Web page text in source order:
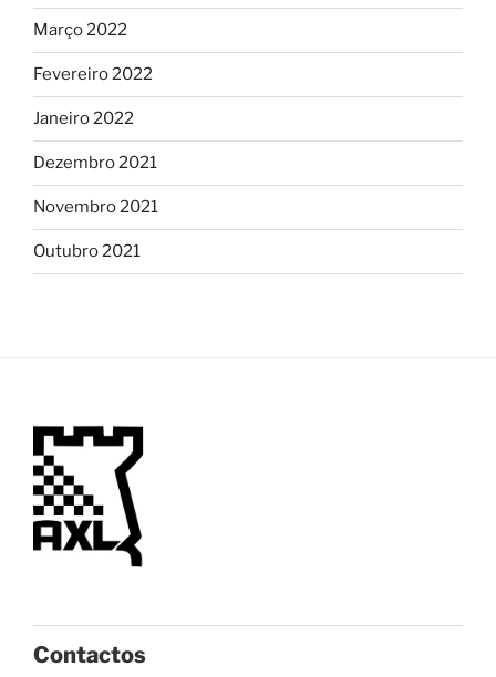
Março 2022
Fevereiro 2022
Janeiro 2022
Dezembro 2021
Novembro 2021
Outubro 2021
Contactos